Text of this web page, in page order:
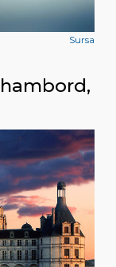
Sursa